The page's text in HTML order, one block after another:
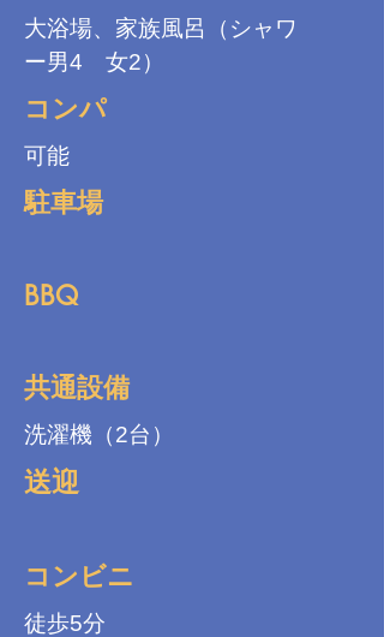
大浴場、家族風呂（シャワ
ー男4 女2）
コンパ
可能
駐車場
BBQ
共通設備
洗濯機（2台）
送迎
コンビニ
徒歩5分